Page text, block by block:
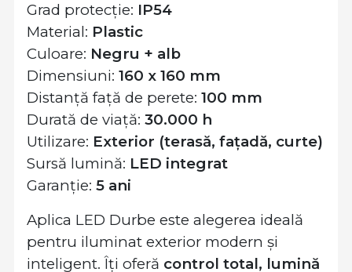
Grad protecție: IP54
Material: Plastic
Culoare: Negru + alb
Dimensiuni: 160 x 160 mm
Distanță față de perete: 100 mm
Durată de viață: 30.000 h
Utilizare: Exterior (terasă, fațadă, curte)
Sursă lumină: LED integrat
Garanție: 5 ani
Aplica LED Durbe este alegerea ideală
pentru iluminat exterior modern și
inteligent. Îți oferă control total, lumină